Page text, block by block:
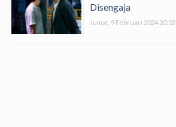
Disengaja
Jumat, 9 Februari 2024 20:02